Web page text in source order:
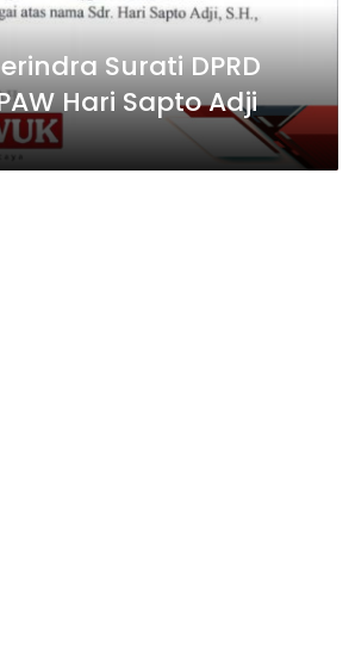
Surati DPRD
Hari Sapto Adji